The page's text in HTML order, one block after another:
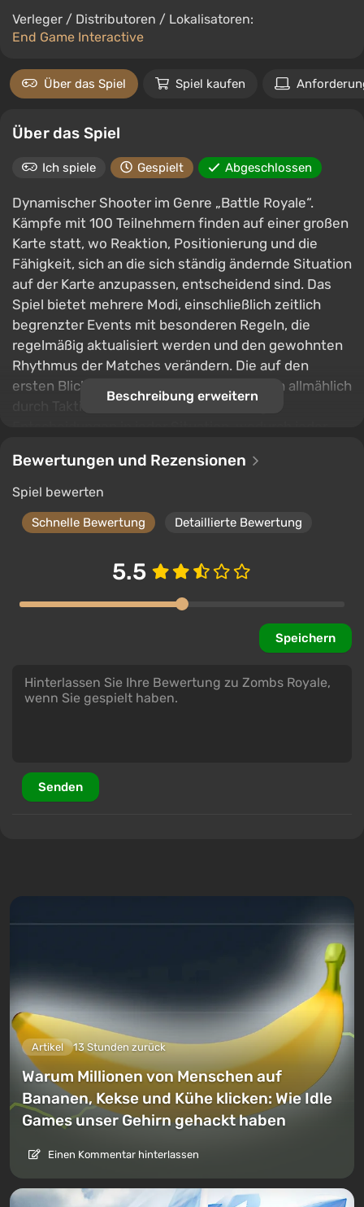
Verleger / Distributoren / Lokalisatoren:
End Game Interactive
Über das Spiel Spiel kaufen
Über das Spiel
Ich spiele Gespielt Abgeschlossen
Dynamischer Shooter im Genre „Battle Royale“.
Kämpfe mit 100 Teilnehmern finden auf einer großen
Karte statt, wo Reaktion, Positionierung und die
Fähigkeit, sich an die sich ständig ändernde Situation
auf der Karte anzupassen, entscheidend sind. Das
Spiel bietet mehrere Modi, einschließlich zeitlich
begrenzter Events mit besonderen Regeln, die
regelmäßig aktualisiert werden und den gewohnten
Rhythmus der Matches verändern. Die auf den
ersten Blick einfache Formel entfaltet sich allmählich
durch Taktik, Vielfalt an Waffen und kluge
den Titel des letzten verbleibenden Spielers wird.
Beschreibung erweitern
Bewertungen und Rezensionen
Spiel bewerten
Schnelle Bewertung Detaillierte Bewertung
5.5
Speichern
Senden
Artikel 13 Stunden zurück
Warum Millionen von Menschen auf
Bananen, Kekse und Kühe klicken: Wie Idle
Games unser Gehirn gehackt haben
Einen Kommentar hinterlassen